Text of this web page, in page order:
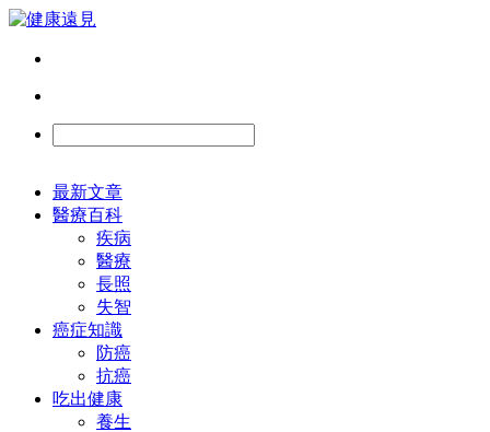
最新文章
醫療百科
疾病
醫療
長照
失智
癌症知識
防癌
抗癌
吃出健康
養生